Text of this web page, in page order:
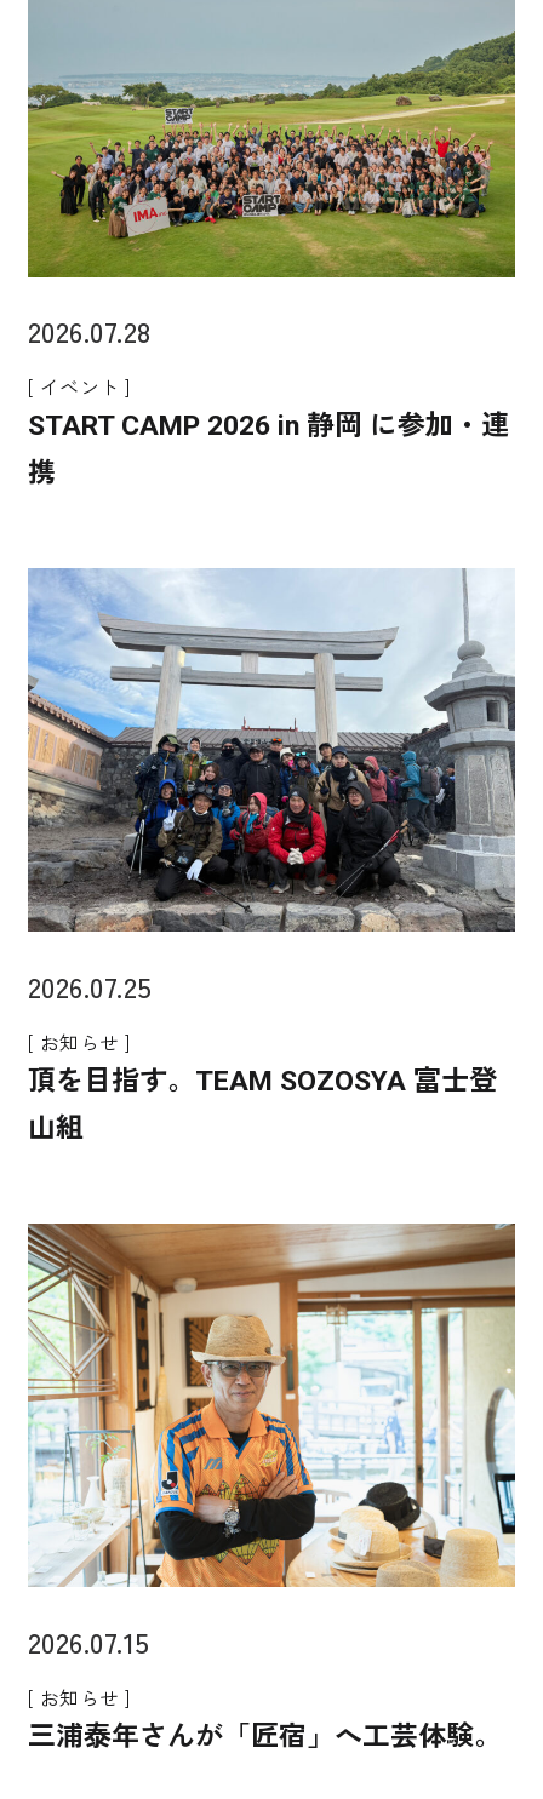
2026.07.28
[ イベント ]
START CAMP 2026 in 静岡 に参加・連
携
2026.07.25
[ お知らせ ]
頂を目指す。TEAM SOZOSYA 富士登
山組
2026.07.15
[ お知らせ ]
三浦泰年さんが「匠宿」へ工芸体験。